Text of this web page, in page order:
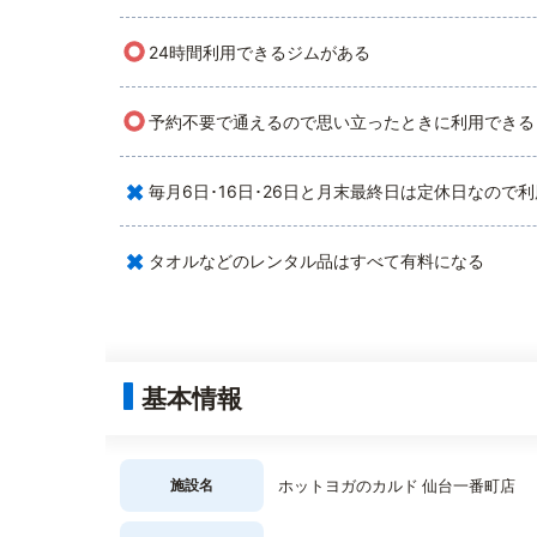
○ 24時間利用できるジムがある
○予約不要で通えるので思い立ったときに利用できる
× 毎月6日･16日･26日と月末最終日は定休日なので
× タオルなどのレンタル品はすべて有料になる
基本情報
施設名 ホットヨガのカルド 仙台一番町店